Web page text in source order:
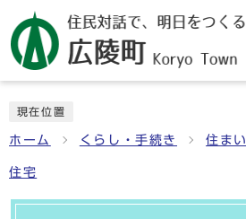
現在位置
ホーム くらし・手続き 住ま
住宅